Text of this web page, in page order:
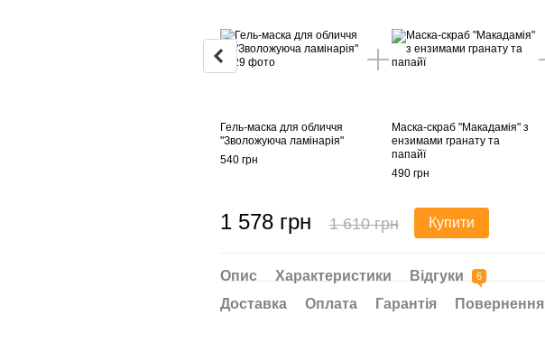
Гель-маска для обличчя
"Зволожуюча ламінарія"
540 грн
Маска-скраб "Макадамія" з
ензимами гранату та
папайї
490 грн
1 578 грн 1 610 грн Купити
Опис Характеристики Відгуки 6
Доставка Оплата Гарантія Повернення